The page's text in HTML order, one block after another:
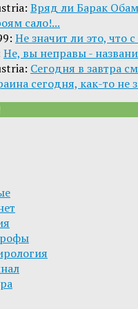
Вряд ли Барак
сало!...
Не значит ли это, что
Не, вы неправы -
Сегодня в завтра
сегодня, как-то не